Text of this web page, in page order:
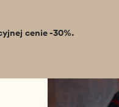
cenie -30%.